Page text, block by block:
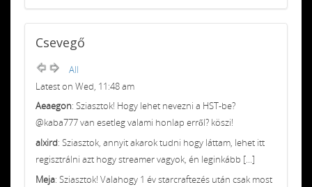
Csevegő
All
Latest on Wed, 11:48 am
Aeaegon: Sziasztok! Hogy lehet nevezni a HST-be?
@kaba777 van esetleg valami honlap erről? köszi!
alxird: Sziasztok, annyit akarok tudni hogy láttam, lehet itt
regisztrálni azt hogy streamer vagyok, én leginkább [...]
Meja: Sziasztok! Valahogy 1 év starcraftezés után csak most